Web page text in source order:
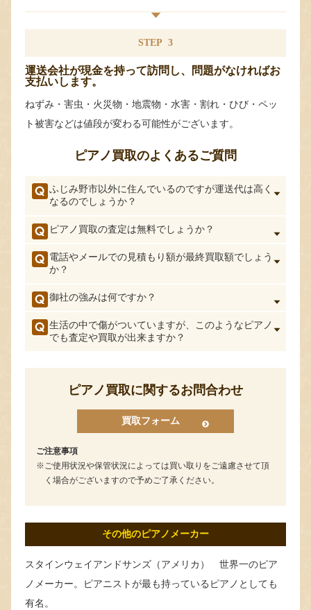
STEP 3
運送会社が現金を持って訪問し、問題がなければお
支払いします。
ねずみ・害虫・火災物・地震物・水害・割れ・ひび・ペッ
ト被害などは値段が変わる可能性がございます。
ピアノ買取のよくあるご質問
ふじみ野市以外に住んでいるのですが運送代は高く
なるのでしょうか？
ピアノ買取の査定は無料でしょうか？
電話やメールでの見積もり額が最終買取額でしょう
か？
御社の強みは何ですか？
生活の中で傷がついていますが、このようなピアノ
でも査定や買取が出来ますか？
ピアノ買取に関するお問合わせ
買取フォーム
ご注意事項
ご使用状況や保管状況によっては買い取りをご遠慮させて頂
く場合がございますので予めご了承ください。
その他のピアノメーカー
スタインウェイアンドサンズ（アメリカ） 世界一のピア
ノメーカー。ピアニストが最も持っているピアノとしても
有名。